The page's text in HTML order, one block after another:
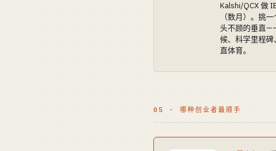
Kalshi/QCX 做
（数月）。挑
头不顾的垂直
候、科学里程碑
直体育。
05 · 哪种创业者最顺手